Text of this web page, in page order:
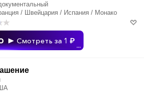
/ Швейцария / Испания / Монако
•••
Смотреть за 1